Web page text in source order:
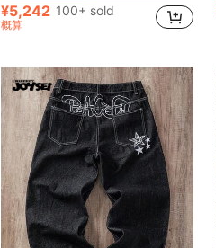
¥5,242 100+ sold
概算